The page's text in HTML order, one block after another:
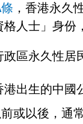
，香港永久
人士」身份
區永久性居
出生的中國
或以後，通